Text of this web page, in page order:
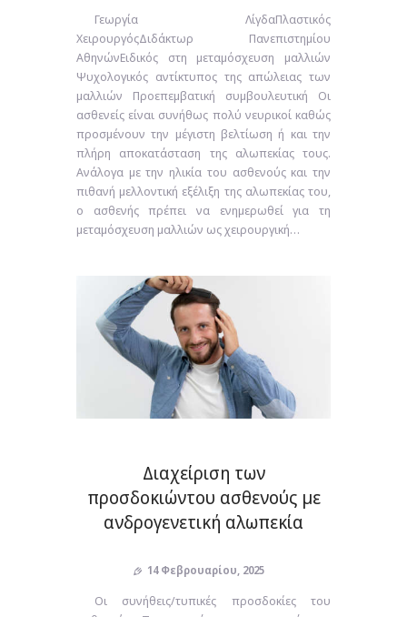
Γεωργία ΛίγδαΠλαστικός
ΧειρουργόςΔιδάκτωρ Πανεπιστημίου
ΑθηνώνΕιδικός στη μεταμόσχευση μαλλιών
Ψυχολογικός αντίκτυπος της απώλειας των
μαλλιών Προεπεμβατική συμβουλευτική Οι
ασθενείς είναι συνήθως πολύ νευρικοί καθώς
προσμένουν την μέγιστη βελτίωση ή και την
πλήρη αποκατάσταση της αλωπεκίας τους.
Ανάλογα με την ηλικία του ασθενούς και την
πιθανή μελλοντική εξέλιξη της αλωπεκίας του,
ο ασθενής πρέπει να ενημερωθεί για τη
μεταμόσχευση μαλλιών ως χειρουργική…
Διαχείριση των
προσδοκιώντου ασθενούς με
ανδρογενετική αλωπεκία
14 Φεβρουαρίου, 2025
Οι συνήθεις/τυπικές προσδοκίες του